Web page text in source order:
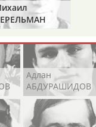
Адлан
АБДУРАШИДОВ